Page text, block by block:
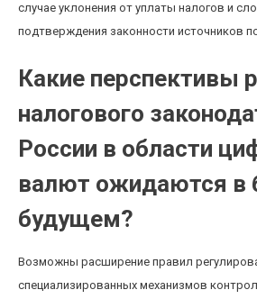
случае уклонения от уплаты налогов и
подтверждения законности источников
Какие перспективы
налогового
России в области
валют ожидаются в
будущем?
Возможны расширение правил
специализированных механизмов